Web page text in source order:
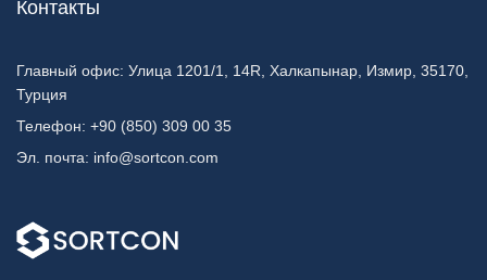
Контакты
Главный офис: Улица 1201/1, 14R, Халкапынар, Измир, 35170,
Турция
Телефон: +90 (850) 309 00 35
Эл. почта: info@sortcon.com